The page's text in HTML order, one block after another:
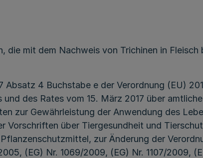
die mit dem Nachweis von Trichinen in Fleisch
Absatz 4 Buchstabe e der Verordnung (EU)
und des Rates vom 15. März 2017 über
zur Gewährleistung der Anwendung des
Vorschriften über Tiergesundheit und
zur Änderung der
(EG) Nr. 1069/2009, (EG) Nr. 1107/2009,